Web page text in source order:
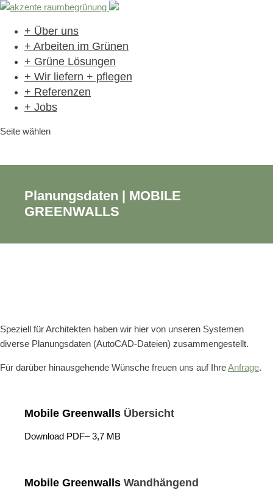
+ Über uns
+ Arbeiten im Grünen
+ Grüne Lösungen
+ Wir liefern + pflegen
+ Referenzen
+ Jobs
Seite wählen
Planungsdaten | MOBILE
GREENWALLS
Speziell für Architekten haben wir hier von unseren Systemen
diverse Planungsdaten (AutoCAD-Dateien) zusammengestellt.
Für darüber hinausgehende Wünsche freuen uns auf IhreAnfrage.
Mobile Greenwalls Übersicht
Download PDF– 3,7 MB
Mobile Greenwalls Wandhängend